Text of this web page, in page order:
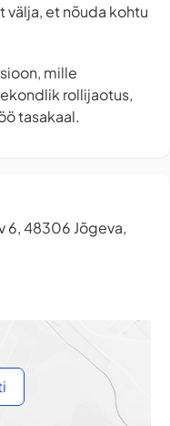
välja, et nõuda kohtu
mille
rollijaotus,
tasakaal.
6, 48306 Jõgeva,